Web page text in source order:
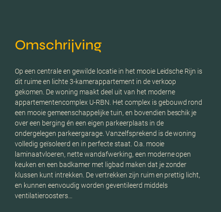
Omschrijving
Op een centrale en gewilde locatie in het mooie Leidsche Rijn is
dit ruime en lichte 3-kamerappartement in de verkoop
gekomen. De woning maakt deel uit van het moderne
appartementencomplex U-RBN. Het complex is gebouwd rond
een mooie gemeenschappelijke tuin, en bovendien beschik je
over een berging én een eigen parkeerplaats in de
ondergelegen parkeergarage. Vanzelfsprekend is de woning
volledig geïsoleerd en in perfecte staat. O.a. mooie
laminaatvloeren, nette wandafwerking, een moderne open
keuken en een badkamer met ligbad maken dat je zonder
klussen kunt intrekken. De vertrekken zijn ruim en prettig licht,
en kunnen eenvoudig worden geventileerd middels
ventilatieroosters…